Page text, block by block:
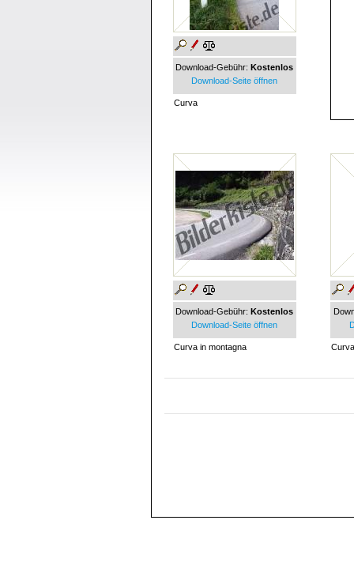
Download-Gebühr: Kostenlos
Download-Seite öffnen
Curva
Download-Gebühr: Kostenlos
Download-Seite öffnen
Curva in montagna